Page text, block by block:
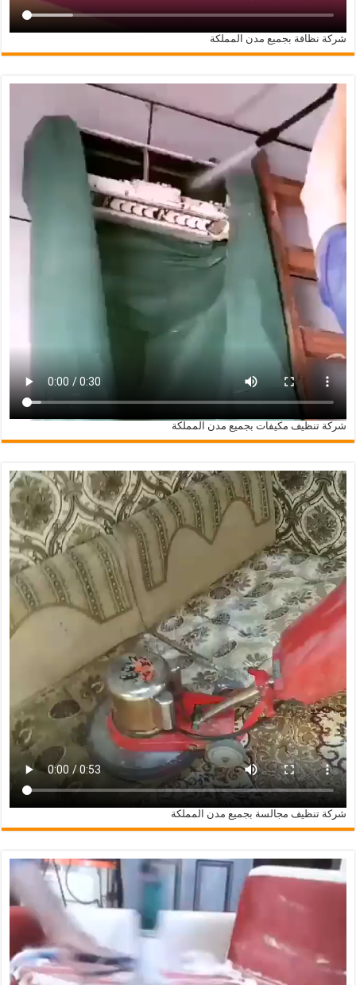
شركة نظافة بجميع مدن المملكة
شركة تنظيف مكيفات بجميع مدن المملكة
شركة تنظيف مجالسة بجميع مدن المملكة